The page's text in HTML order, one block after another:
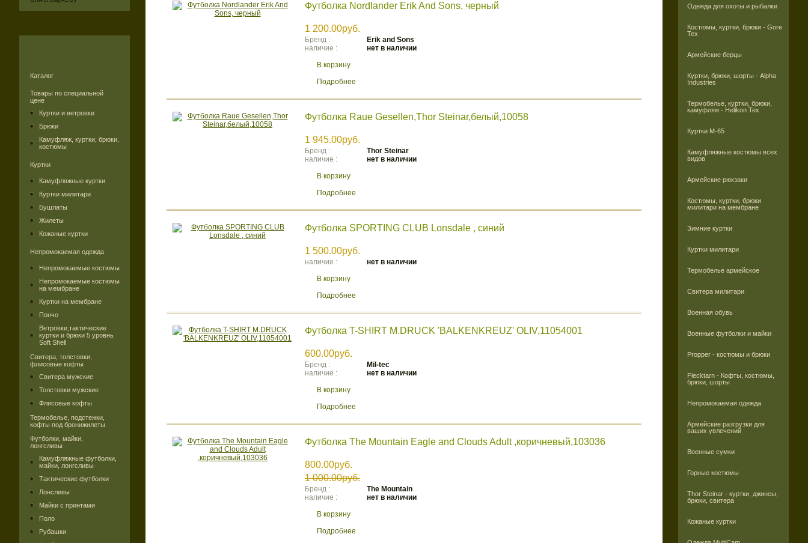
Каталог
Товары по специальной
цене
Куртки и ветровки
Брюки
Камуфляж, куртки, брюки,
костюмы
Куртки
Камуфляжные куртки
Куртки милитари
Бушлаты
Жилеты
Кожаные куртки
Непромокаемая одежда
Непромокаемые костюмы
Непромокаемые костюмы
на мембране
Куртки на мембране
Пончо
Ветровки,тактические
куртки и брюки 5 уровнь
Soft Shell
Свитера, толстовки,
флисовые кофты
Свитера мужские
Толстовки мужские
Флисовые кофты
Термобелье, подстежки,
кофты под бронижилеты
Футболки, майки,
лонгсливы
Камуфляжные футболки,
майки, лонгсливы
Тактические футболки
Лонсливы
Майки с принтами
Поло
Рубашки
Одежда для охоты и рыбалки
Костюмы, куртки, брюки - Gore
Tex
Армейские берцы
Куртки, брюки, шорты - Alpha
Industries
Термобелье, куртки, брюки,
камуфляж - Helikon Tex
Куртки M-65
Камуфляжные костюмы всех
видов
Армейские рюкзаки
Костюмы, куртки, брюки
милитари на мембране
Зимние куртки
Куртки милитари
Термобелье армейское
Свитера милитари
Военная обувь
Военные футболки и майки
Propper - костюмы и брюки
Flecktarn - Кофты, костюмы,
брюки, шорты
Непромокаемая одежда
Армейские разгрузки для
ваших увлечений
Военные сумки
Горные костюмы
Thor Steinar - куртки, джинсы,
брюки, свитера
Кожаные куртки
Футболка Nordlander Erik And Sons, черный
1 200.00руб.
Бренд :
Erik and Sons
наличие :
нет в наличии
В корзину
Подробнее
Футболка Raue Gesellen,Thor Steinar,белый,10058
1 945.00руб.
Бренд :
Thor Steinar
наличие :
нет в наличии
В корзину
Подробнее
Футболка SPORTING CLUB Lonsdale , синий
1 500.00руб.
наличие :
нет в наличии
В корзину
Подробнее
Футболка T-SHIRT M.DRUCK 'BALKENKREUZ' OLIV,11054001
600.00руб.
Бренд :
Mil-tec
наличие :
нет в наличии
В корзину
Подробнее
Футболка The Mountain Eagle and Clouds Adult ,коричневый,103036
800.00руб.
1 000.00руб.
Бренд :
The Mountain
наличие :
нет в наличии
В корзину
Подробнее